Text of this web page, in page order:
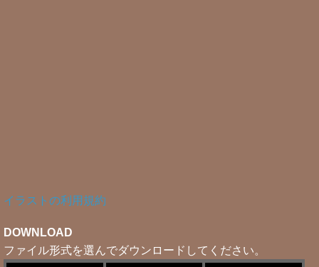
イラストの利用規約
DOWNLOAD
ファイル形式を選んでダウンロードしてください。